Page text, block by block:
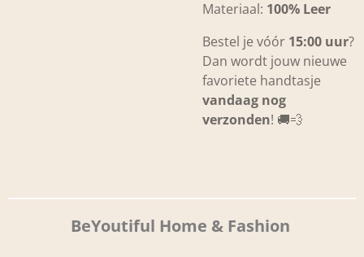
Materiaal: 100% Leer
Bestel je vóór 15:00 uur?
Dan wordt jouw nieuwe
favoriete handtasje
vandaag nog
verzonden! 🚚💨
BeYoutiful Home & Fashion